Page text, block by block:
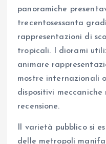
panoramiche
trecentosessanta
rappresentazioni di
tropicali. I diorami
animare
mostre internazionali
dispositivi
recensione.
Il varietà pubblico si
delle metropoli